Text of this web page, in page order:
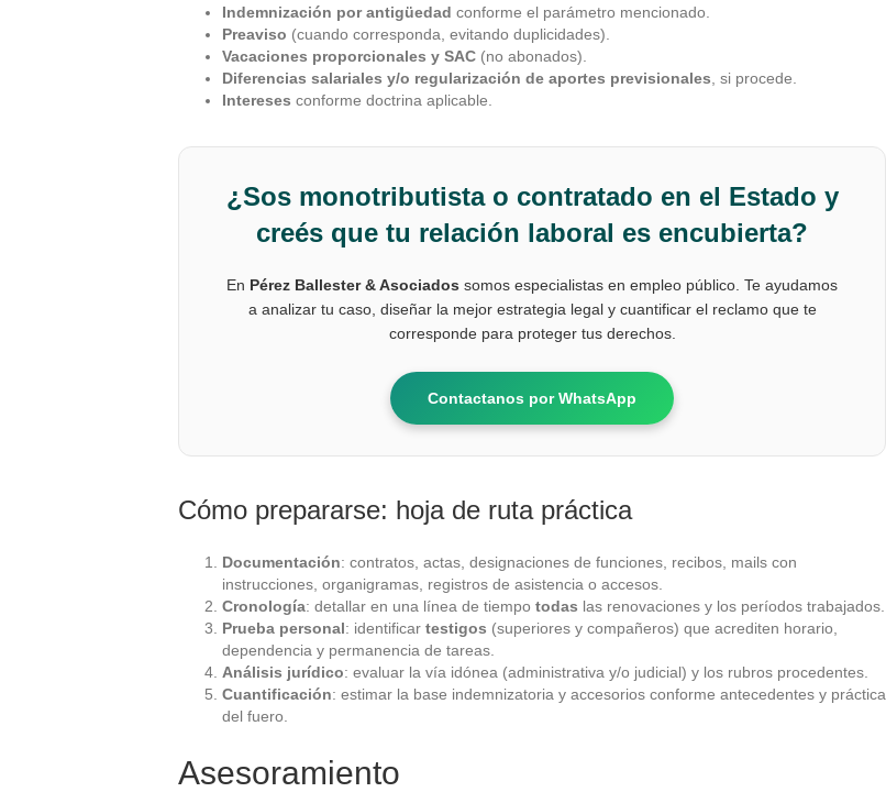
Indemnización por antigüedad conforme el parámetro mencionado.
Preaviso (cuando corresponda, evitando duplicidades).
Vacaciones proporcionales y SAC (no abonados).
Diferencias salariales y/o regularización de aportes previsionales , si procede.
Intereses conforme doctrina aplicable.
¿Sos monotributista o contratado en el Estado y
creés que tu relación laboral es encubierta?
En Pérez Ballester & Asociados somos especialistas en empleo público. Te ayudamos
a analizar tu caso, diseñar la mejor estrategia legal y cuantificar el reclamo que te
corresponde para proteger tus derechos.
Contactanos por WhatsApp
Cómo prepararse: hoja de ruta práctica
Documentación: contratos, actas, designaciones de funciones, recibos, mails con
instrucciones, organigramas, registros de asistencia o accesos.
Cronología: detallar en una línea de tiempo todas las renovaciones y los períodos trabajados.
Prueba personal: identificar testigos (superiores y compañeros) que acrediten horario,
dependencia y permanencia de tareas.
Análisis jurídico: evaluar la vía idónea (administrativa y/o judicial) y los rubros procedentes.
Cuantificación: estimar la base indemnizatoria y accesorios conforme antecedentes y práctica
del fuero.
Asesoramiento